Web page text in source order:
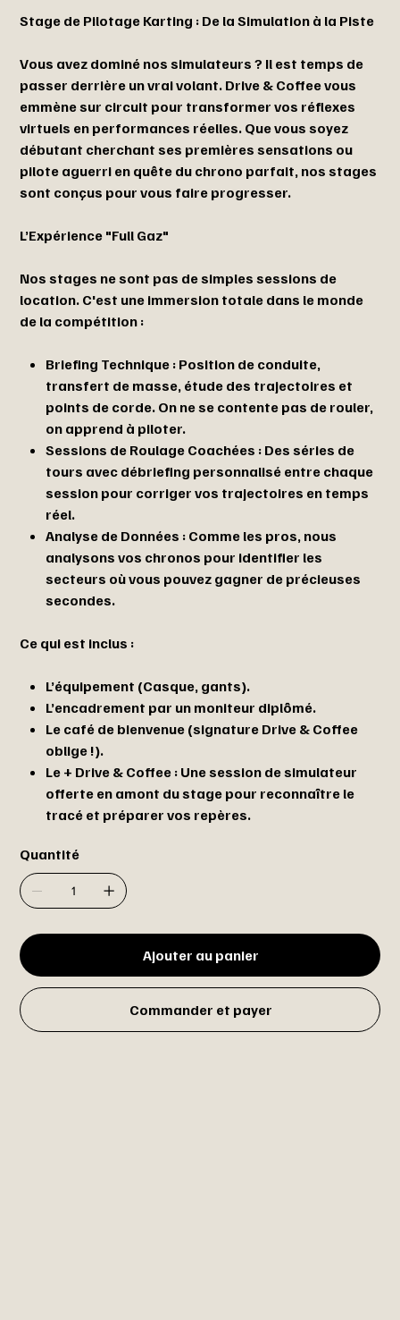
Stage de Pilotage Karting : De la Simulation à la Piste
Vous avez dominé nos simulateurs ? Il est temps de
passer derrière un vrai volant. Drive & Coffee vous
emmène sur circuit pour transformer vos réflexes
virtuels en performances réelles. Que vous soyez
débutant cherchant ses premières sensations ou
pilote aguerri en quête du chrono parfait, nos stages
sont conçus pour vous faire progresser.
L’Expérience "Full Gaz"
Nos stages ne sont pas de simples sessions de
location. C'est une immersion totale dans le monde
de la compétition :
Briefing Technique : Position de conduite,
transfert de masse, étude des trajectoires et
points de corde. On ne se contente pas de rouler,
on apprend à piloter.
Sessions de Roulage Coachées : Des séries de
tours avec débriefing personnalisé entre chaque
session pour corriger vos trajectoires en temps
réel.
Analyse de Données : Comme les pros, nous
analysons vos chronos pour identifier les
secteurs où vous pouvez gagner de précieuses
secondes.
Ce qui est inclus :
L’équipement (Casque, gants).
L’encadrement par un moniteur diplômé.
Le café de bienvenue (signature Drive & Coffee
oblige !).
Le + Drive & Coffee : Une session de simulateur
offerte en amont du stage pour reconnaître le
tracé et préparer vos repères.
Quantité
Ajouter au panier
Commander et payer